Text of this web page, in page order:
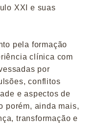
XXI e suas
pela formação
clínica com
por
conflitos
e aspectos de
porém, ainda mais,
transformação e